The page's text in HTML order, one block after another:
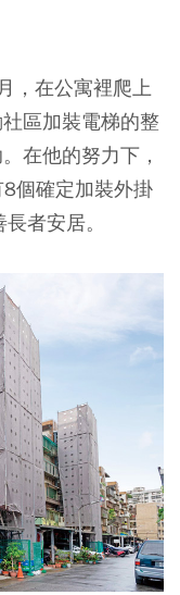
，在公寓裡爬上
區加裝電梯的整
在他的努力下，
個確定加裝外掛
者安居。